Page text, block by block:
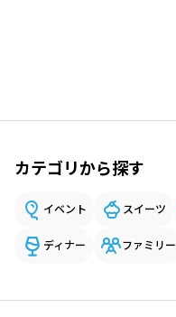
カテゴリから探す
イベント スイーツ
ディナー ファミリー